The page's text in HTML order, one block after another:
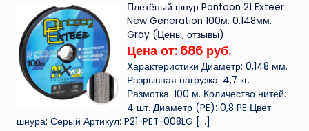
Плетёный шнур Pontoon 21 Exteer
New Generation 100м. 0.148мм.
Gray (Цены, отзывы)
Цена от: 686 руб.
Характеристики Диаметр: 0,148 мм.
Разрывная нагрузка: 4,7 кг.
Размотка: 100 м. Количество нитей:
4 шт. Диаметр (PE): 0,8 PE Цвет
шнура: Серый Артикул: P21-PET-008LG […]